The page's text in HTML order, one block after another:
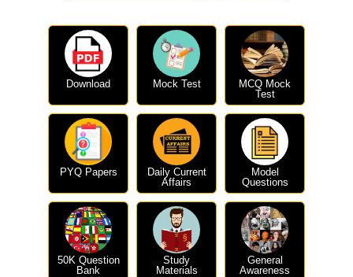
Download Mock Test
MCQ Mock
Test
PYQ Papers
Daily Current
Affairs
Model
Questions
50K Question
Bank
Study
Materials
General
Awareness